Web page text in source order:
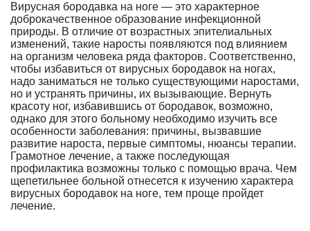
Вирусная бородавка на ноге — это характерное
доброкачественное образование инфекционной
природы. В отличие от возрастных эпителиальных
изменений, такие наросты появляются под влиянием
на организм человека ряда факторов. Соответственно,
чтобы избавиться от вирусных бородавок на ногах,
надо заниматься не только существующими наростами,
но и устранять причины, их вызывающие. Вернуть
красоту ног, избавившись от бородавок, возможно,
однако для этого больному необходимо изучить все
особенности заболевания: причины, вызвавшие
развитие нароста, первые симптомы, нюансы терапии.
Грамотное лечение, а также последующая
профилактика возможны только с помощью врача. Чем
щепетильнее больной отнесется к изучению характера
вирусных бородавок на ноге, тем проще пройдет
лечение.